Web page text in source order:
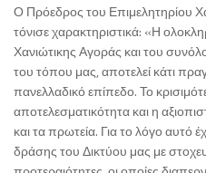
Ο Πρόεδρος του Επιμελητηρίου
τόνισε χαρακτηριστικά: «Η
Χανιώτικης Αγοράς και του
του τόπου μας, αποτελεί κάτι
πανελλαδικό επίπεδο. Το
αποτελεσματικότητα και η
και τα πρωτεία. Για το λόγο αυτό
δράσης του Δικτύου μας με